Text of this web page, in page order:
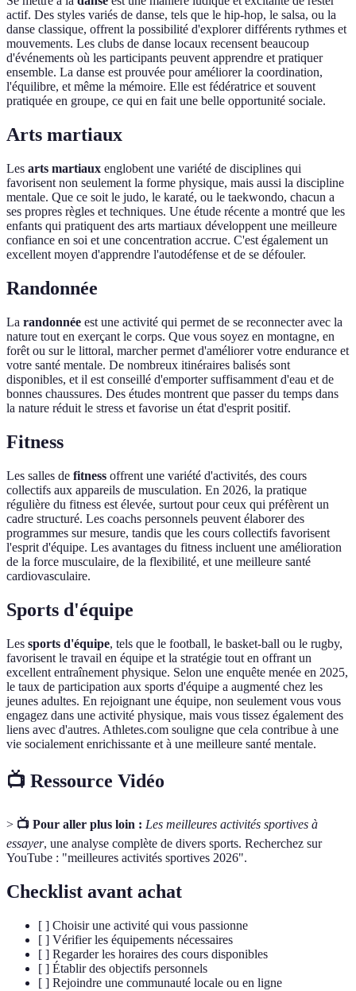
actif. Des styles variés de danse, tels que le hip-hop, le salsa, ou la
danse classique, offrent la possibilité d'explorer différents rythmes et
mouvements. Les clubs de danse locaux recensent beaucoup
d'événements où les participants peuvent apprendre et pratiquer
ensemble. La danse est prouvée pour améliorer la coordination,
l'équilibre, et même la mémoire. Elle est fédératrice et souvent
pratiquée en groupe, ce qui en fait une belle opportunité sociale.
Arts martiaux
Les arts martiaux englobent une variété de disciplines qui
favorisent non seulement la forme physique, mais aussi la discipline
mentale. Que ce soit le judo, le karaté, ou le taekwondo, chacun a
ses propres règles et techniques. Une étude récente a montré que les
enfants qui pratiquent des arts martiaux développent une meilleure
confiance en soi et une concentration accrue. C'est également un
excellent moyen d'apprendre l'autodéfense et de se défouler.
Randonnée
La randonnée est une activité qui permet de se reconnecter avec la
nature tout en exerçant le corps. Que vous soyez en montagne, en
forêt ou sur le littoral, marcher permet d'améliorer votre endurance et
votre santé mentale. De nombreux itinéraires balisés sont
disponibles, et il est conseillé d'emporter suffisamment d'eau et de
bonnes chaussures. Des études montrent que passer du temps dans
la nature réduit le stress et favorise un état d'esprit positif.
Fitness
Les salles de fitness offrent une variété d'activités, des cours
collectifs aux appareils de musculation. En 2026, la pratique
régulière du fitness est élevée, surtout pour ceux qui préfèrent un
cadre structuré. Les coachs personnels peuvent élaborer des
programmes sur mesure, tandis que les cours collectifs favorisent
l'esprit d'équipe. Les avantages du fitness incluent une amélioration
de la force musculaire, de la flexibilité, et une meilleure santé
cardiovasculaire.
Sports d'équipe
Les sports d'équipe, tels que le football, le basket-ball ou le rugby,
favorisent le travail en équipe et la stratégie tout en offrant un
excellent entraînement physique. Selon une enquête menée en 2025,
le taux de participation aux sports d'équipe a augmenté chez les
jeunes adultes. En rejoignant une équipe, non seulement vous vous
engagez dans une activité physique, mais vous tissez également des
liens avec d'autres. Athletes.com souligne que cela contribue à une
vie socialement enrichissante et à une meilleure santé mentale.
📺 Ressource Vidéo
> 📺 Pour aller plus loin : Les meilleures activités sportives à
essayer, une analyse complète de divers sports. Recherchez sur
YouTube : "meilleures activités sportives 2026".
Checklist avant achat
[ ] Choisir une activité qui vous passionne
[ ] Vérifier les équipements nécessaires
[ ] Regarder les horaires des cours disponibles
[ ] Établir des objectifs personnels
[ ] Rejoindre une communauté locale ou en ligne